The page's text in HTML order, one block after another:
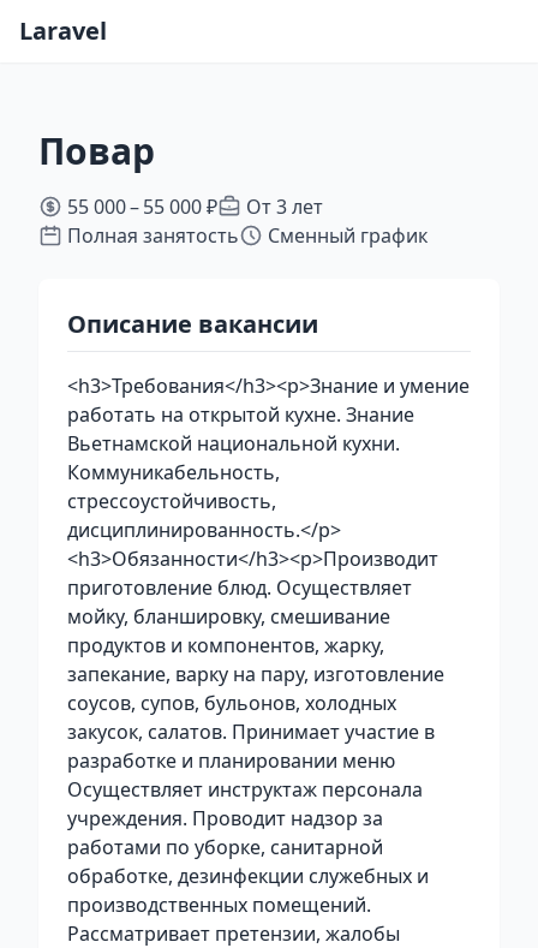
Laravel
Повар
55 000 – 55 000 ₽
От 3 лет
Полная занятость
Сменный график
Описание вакансии
<h3>Требования</h3><p>Знание и умение
работать на открытой кухне. Знание
Вьетнамской национальной кухни.
Коммуникабельность,
стрессоустойчивость,
дисциплинированность.</p>
<h3>Обязанности</h3><p>Производит
приготовление блюд. Осуществляет
мойку, бланшировку, смешивание
продуктов и компонентов, жарку,
запекание, варку на пару, изготовление
соусов, супов, бульонов, холодных
закусок, салатов. Принимает участие в
разработке и планировании меню
Осуществляет инструктаж персонала
учреждения. Проводит надзор за
работами по уборке, санитарной
обработке, дезинфекции служебных и
производственных помещений.
Рассматривает претензии, жалобы